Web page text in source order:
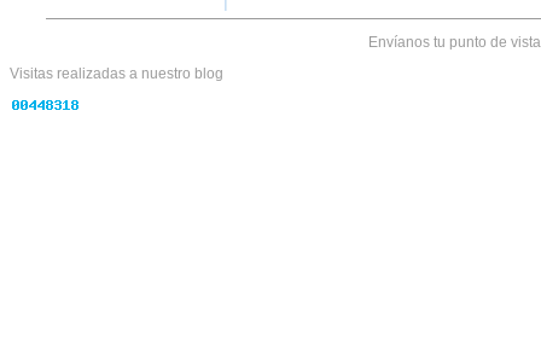
Envíanos tu punto de
Visitas realizadas a nuestro blog